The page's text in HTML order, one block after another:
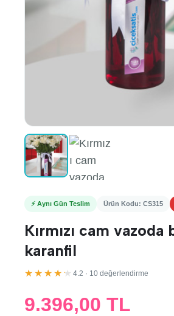
⚡ Aynı Gün Teslim Ürün Kodu: CS315
Kırmızı cam vazoda
karanfil
★★★★★ 4.2 · 10 değerlendirme
9.396,00 TL